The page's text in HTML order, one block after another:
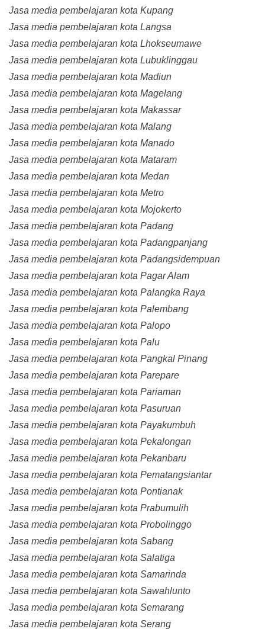
Jasa media pembelajaran kota Kupang
Jasa media pembelajaran kota Langsa
Jasa media pembelajaran kota Lhokseumawe
Jasa media pembelajaran kota Lubuklinggau
Jasa media pembelajaran kota Madiun
Jasa media pembelajaran kota Magelang
Jasa media pembelajaran kota Makassar
Jasa media pembelajaran kota Malang
Jasa media pembelajaran kota Manado
Jasa media pembelajaran kota Mataram
Jasa media pembelajaran kota Medan
Jasa media pembelajaran kota Metro
Jasa media pembelajaran kota Mojokerto
Jasa media pembelajaran kota Padang
Jasa media pembelajaran kota Padangpanjang
Jasa media pembelajaran kota Padangsidempuan
Jasa media pembelajaran kota Pagar Alam
Jasa media pembelajaran kota Palangka Raya
Jasa media pembelajaran kota Palembang
Jasa media pembelajaran kota Palopo
Jasa media pembelajaran kota Palu
Jasa media pembelajaran kota Pangkal Pinang
Jasa media pembelajaran kota Parepare
Jasa media pembelajaran kota Pariaman
Jasa media pembelajaran kota Pasuruan
Jasa media pembelajaran kota Payakumbuh
Jasa media pembelajaran kota Pekalongan
Jasa media pembelajaran kota Pekanbaru
Jasa media pembelajaran kota Pematangsiantar
Jasa media pembelajaran kota Pontianak
Jasa media pembelajaran kota Prabumulih
Jasa media pembelajaran kota Probolinggo
Jasa media pembelajaran kota Sabang
Jasa media pembelajaran kota Salatiga
Jasa media pembelajaran kota Samarinda
Jasa media pembelajaran kota Sawahlunto
Jasa media pembelajaran kota Semarang
Jasa media pembelajaran kota Serang